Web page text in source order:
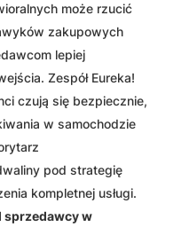
może rzucić
zakupowych
lepiej
Zespół Eureka!
czują się bezpiecznie,
w samochodzie
pod strategię
kompletnej usługi.
sprzedawcy w